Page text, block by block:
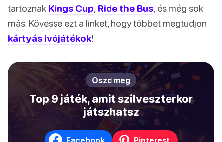
tartoznak Kings Cup, Ride the Bus, és még sok
más. Kövesse ezt a linket, hogy többet megtudjon
kártyás ivójátékok!
Oszd meg
Top 9 játék, amit szilveszterkor
játszhatsz
Facebook Pinterest